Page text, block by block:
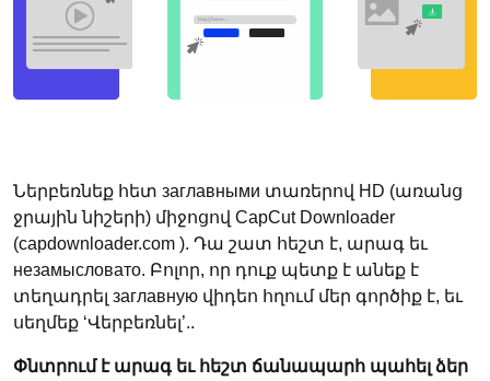
Ներբեռնեք հետ заглавными տառերով HD (առանց
ջրային նիշերի) միջոցով CapCut Downloader
(capdownloader.com ). Դա շատ հեշտ է, արագ եւ
незамысловато. Բոլոր, որ դուք պետք է անեք է
տեղադրել заглавную վիդեո հղում մեր գործիք է, եւ
սեղմեք ‘Վերբեռնել’..
Փնտրում է արագ եւ հեշտ ճանապարհ պահել ձեր